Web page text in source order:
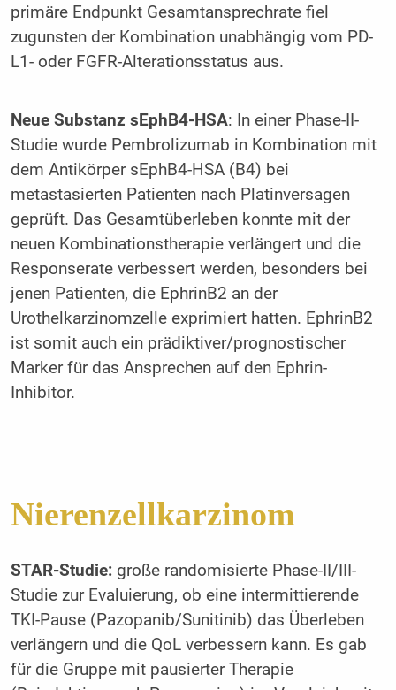
primäre Endpunkt Gesamtansprechrate fiel
zugunsten der Kombination unabhängig vom PD-
L1- oder FGFR-Alterationsstatus aus.
Neue Substanz sEphB4-HSA: In einer Phase-II-
Studie wurde Pembrolizumab in Kombination mit
dem Antikörper sEphB4-HSA (B4) bei
metastasierten Patienten nach Platinversagen
geprüft. Das Gesamtüberleben konnte mit der
neuen Kombinationstherapie verlängert und die
Responserate verbessert werden, besonders bei
jenen Patienten, die EphrinB2 an der
Urothelkarzinomzelle exprimiert hatten. EphrinB2
ist somit auch ein prädiktiver/prognostischer
Marker für das Ansprechen auf den Ephrin-
Inhibitor.
Nierenzellkarzinom
STAR-Studie:große randomisierte Phase-II/III-
Studie zur Evaluierung, ob eine intermittierende
TKI-Pause (Pazopanib/Sunitinib) das Überleben
verlängern und die QoL verbessern kann. Es gab
für die Gruppe mit pausierter Therapie